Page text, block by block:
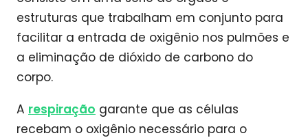
estruturas que trabalham em conjunto para
facilitar a entrada de oxigênio nos pulmões e
a eliminação de dióxido de carbono do
corpo.
A respiração garante que as células
recebam o oxigênio necessário para o